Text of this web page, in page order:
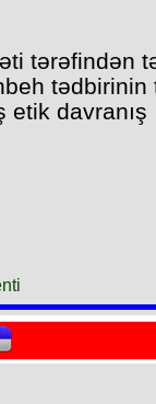
tərəfindən
tədbirinin
etik davranış